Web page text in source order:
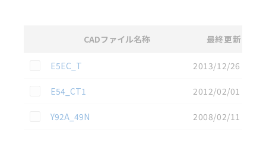
CADファイル名称 最終更新
この資料を選択
E5EC_T
2013/12/26
この資料を選択
E54_CT1
2012/02/01
この資料を選択
Y92A_49N 2008/02/11